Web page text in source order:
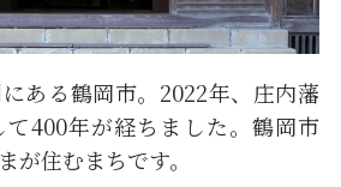
ある鶴岡市。2022年、庄内藩
400年が経ちました。鶴岡市
が住むまちです。